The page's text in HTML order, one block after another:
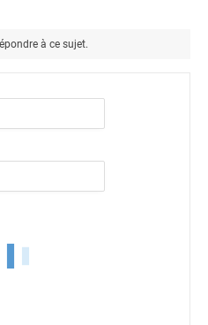
à ce sujet.